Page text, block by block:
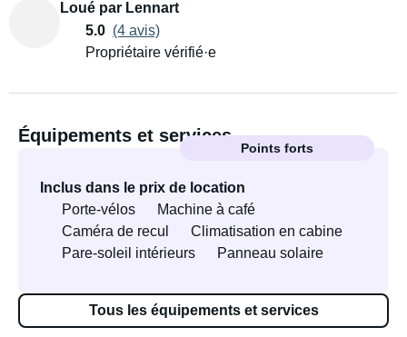
Loué par Lennart
5.0 (4 avis)
Propriétaire vérifié·e
Équipements et services
Points forts
Inclus dans le prix de location
Porte-vélos
Machine à café
Caméra de recul
Climatisation en cabine
Pare-soleil intérieurs
Panneau solaire
Tous les équipements et services